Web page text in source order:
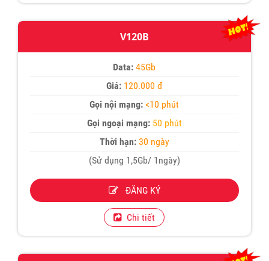
V120B
Data: 45Gb
Giá: 120.000 đ
Gọi nội mạng: <10 phút
Gọi ngoại mạng: 50 phút
Thời hạn:30 ngày
(Sử dụng 1,5Gb/ 1ngày)
ĐĂNG KÝ
Chi tiết